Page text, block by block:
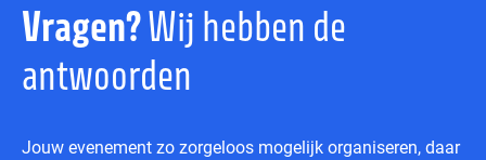
Vragen?Wij hebben de
antwoorden
Jouw evenement zo zorgeloos mogelijk organiseren, daar